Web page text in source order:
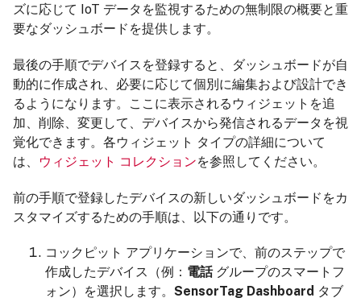
ズに応じて IoT データを監視するための無制限の概要と重
要なダッシュボードを提供します。
最後の手順でデバイスを登録すると、ダッシュボードが自
動的に作成され、必要に応じて個別に編集および設計でき
るようになります。ここに表示されるウィジェットを追
加、削除、変更して、デバイスから発信されるデータを視
覚化できます。各ウィジェット タイプの詳細について
は、
ウィジェット コレクションを参照してください。
前の手順で登録したデバイスの新しいダッシュボードをカ
スタマイズするための手順は、以下の通りです。
コックピット アプリケーションで、前のステップで
作成したデバイス（例： 電話グループのスマートフ
ォン）を選択します。 SensorTag Dashboard タブ